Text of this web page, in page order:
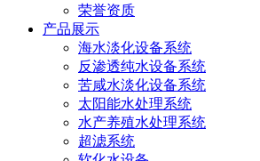
荣誉资质
产品展示
海水淡化设备系统
反渗透纯水设备系统
苦咸水淡化设备系统
太阳能水处理系统
水产养殖水处理系统
超滤系统